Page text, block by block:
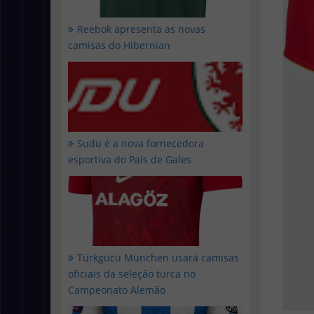
Reebok apresenta as novas
camisas do Hibernian
Sudu é a nova fornecedora
esportiva do País de Gales
Türkgücü München usará camisas
oficiais da seleção turca no
Campeonato Alemão